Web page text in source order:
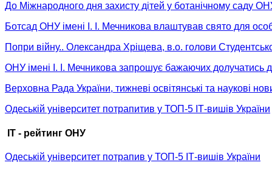
До Міжнародного дня захисту дітей у ботанічному саду
Ботсад ОНУ імені І. І. Мечникова влаштував свято для
Попри війну.. Олександра Хріщева, в.о. голови
ОНУ імені І. І. Мечникова запрошує бажаючих долучатись
Верховна Рада України, тижневі освітянські та наукові
Одеській університет потрапитив у ТОП-5 ІТ-вишів України
IT - рейтинг ОНУ
Одеській університет потрапив у ТОП-5 ІТ-вишів України